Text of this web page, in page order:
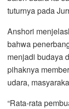
tuturnya pada
Anshori
bahwa
menjadi budaya
pihaknya
udara,
“Rata-rata